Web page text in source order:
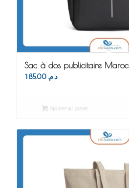
Sac à dos publicitaire Maroc
د.م. 185.00
Ajouter au panier